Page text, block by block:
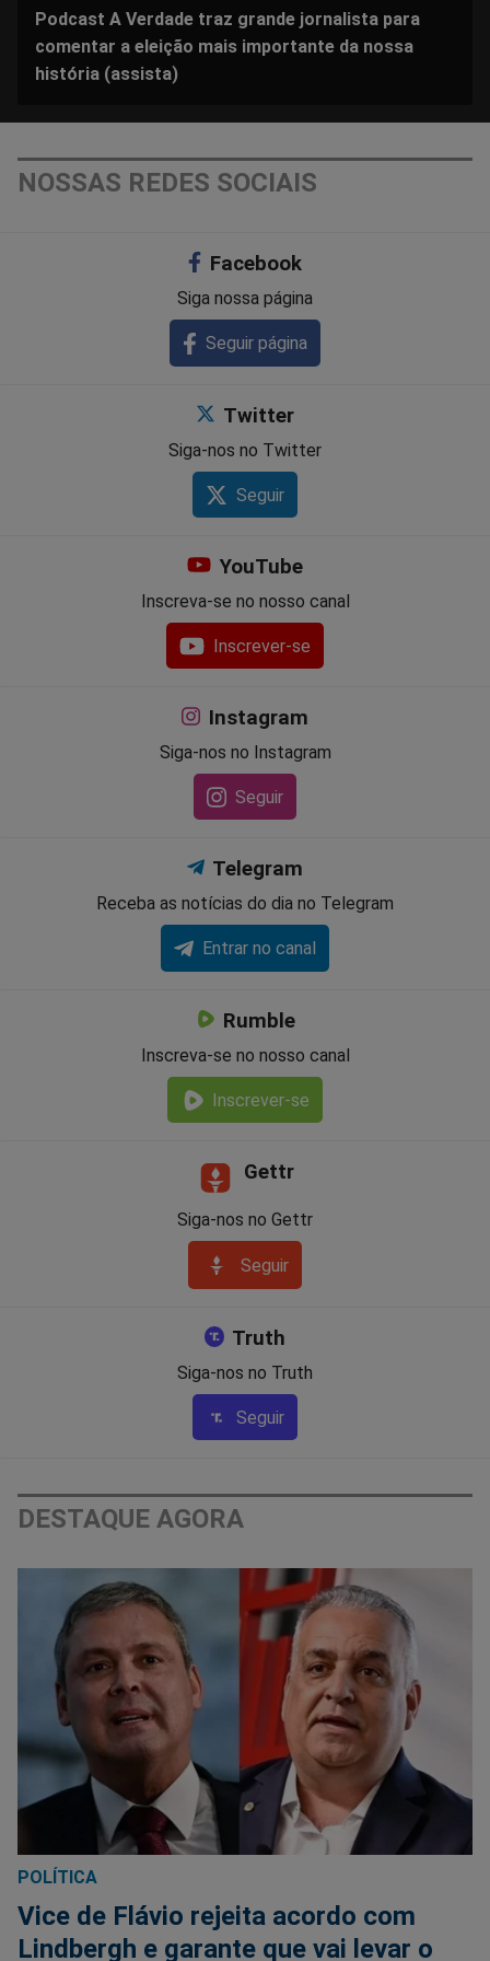
Podcast A Verdade traz grande jornalista para
comentar a eleição mais importante da nossa
história (assista)
NOSSAS REDES SOCIAIS
Facebook
Siga nossa página
Seguir página
Twitter
Siga-nos no Twitter
Seguir
YouTube
Inscreva-se no nosso canal
Inscrever-se
Instagram
Siga-nos no Instagram
Seguir
Telegram
Receba as notícias do dia no Telegram
Entrar no canal
Rumble
Inscreva-se no nosso canal
Inscrever-se
Gettr
Siga-nos no Gettr
Seguir
Truth
Siga-nos no Truth
Seguir
DESTAQUE AGORA
POLÍTICA
Vice de Flávio rejeita acordo com
Lindbergh e garante que vai levar o